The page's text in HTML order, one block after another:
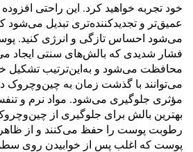
خود تجربه خواهید کرد. این راحتی
عمیق‌تر و تجدیدکننده‌تری تبدیل
می‌شود احساس تازگی و انرژی کنید.
فشار شدیدی که بالش‌های سنتی ایجاد
محافظت می‌شود و به‌این‌ترتیب
می‌توانند با گذشت زمان به چین‌وچروک
مؤثری جلوگیری می‌شود. مواد نرم و
بهترین بالش برای جلوگیری از
رطوبت پوست را حفظ می‌کنند و از
پوست که اغلب پس از خوابیدن روی